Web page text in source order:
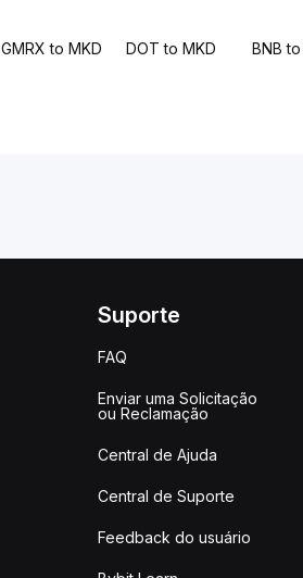
GMRX to MKD DOT to MKD BNB
Suporte
FAQ
Enviar uma Solicitação
ou Reclamação
Central de Ajuda
Central de Suporte
Feedback do usuário